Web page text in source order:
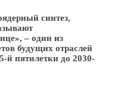
синтез,
– один из
будущих отраслей
й пятилетки до 2030-